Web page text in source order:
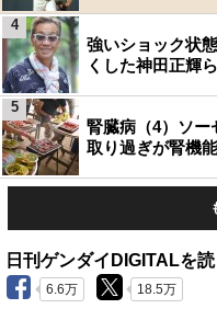
強いショック状
くした神田正輝
4
腎臓病（4）ソー
取り過ぎが腎機
5
日刊ゲンダイDIGITALを読
6.6万 18.5万